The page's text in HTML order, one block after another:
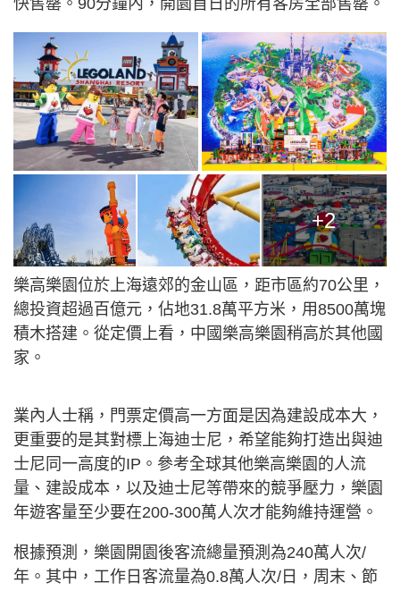
快售罄。90分鐘內，開園首日的所有客房全部售罄。
+2
樂高樂園位於上海遠郊的金山區，距市區約70公里，
總投資超過百億元，佔地31.8萬平方米，用8500萬塊
積木搭建。從定價上看，中國樂高樂園稍高於其他國
家。
業內人士稱，門票定價高一方面是因為建設成本大，
更重要的是其對標上海迪士尼，希望能夠打造出與迪
士尼同一高度的IP。參考全球其他樂高樂園的人流
量、建設成本，以及迪士尼等帶來的競爭壓力，樂園
年遊客量至少要在200-300萬人次才能夠維持運營。
根據預測，樂園開園後客流總量預測為240萬人次/
年。其中，工作日客流量為0.8萬人次/日，周末、節